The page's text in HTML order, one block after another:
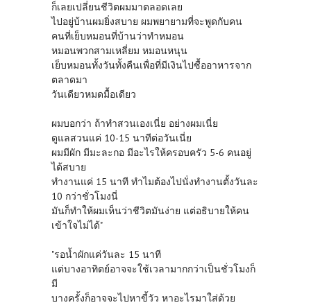
ก็เลยเปลี่ยนชีวิตผมมาตลอดเลย
ไปอยู่บ้านผมยิ่งสบาย ผมพยายามที่จะพูดกับคน
คนที่เย็บหมอนที่บ้านว่าทำหมอน
หมอนพวกสามเหลี่ยม หมอนหนุน
เย็บหมอนทั้งวันทั้งคืนเพื่อที่มีเงินไปซื้ออาหารจาก
ตลาดมา
วันเดียวหมดมื้อเดียว
ผมบอกว่า ถ้าทำสวนเองเนี่ย อย่างผมเนี่ย
ดูแลสวนแค่ 10-15 นาทีต่อวันเนี่ย
ผมมีผัก มีมะละกอ มีอะไรให้ครอบครัว 5-6 คนอยู่
ได้สบาย
ทำงานแค่ 15 นาที ทำไมต้องไปนั่งทำงานตั้งวันละ
10 กว่าชั่วโมงนี่
มันก็ทำให้ผมเห็นว่าชีวิตมันง่าย แต่อธิบายให้คน
เข้าใจไม่ได้"
"รอน้ำผักแค่วันละ 15 นาที
แต่บางอาทิตย์อาจจะใช้เวลามากกว่าเป็นชั่วโมงก็
มี
บางครั้งก็อาจจะไปหาขี้วัว หาอะไรมาใส่ด้วย